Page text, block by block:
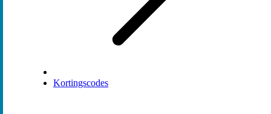
Kortingscodes